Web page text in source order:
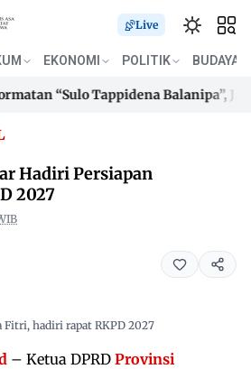
Live
EKONOMI POLITIK BUDAYA
“Sulo Tappidena Balanipa”, Janji
“Sulo Tappidena Balanipa”, Janji
Hadiri Persiapan
2027
Fitri, hadiri rapat RKPD 2027
– Ketua DPRD Provinsi